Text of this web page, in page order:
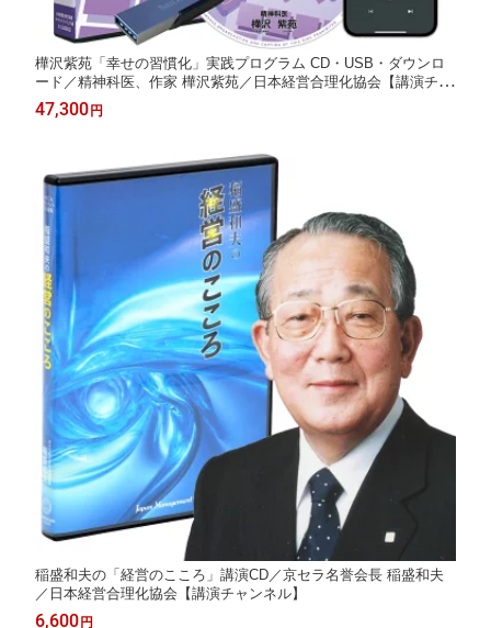
樺沢紫苑「幸せの習慣化」実践プログラム CD・USB・ダウンロ
ード／精神科医、作家 樺沢紫苑／日本経営合理化協会【講演チャ
ンネル】
47,300円
稲盛和夫の「経営のこころ」講演CD／京セラ名誉会長 稲盛和夫
／日本経営合理化協会【講演チャンネル】
6,600円